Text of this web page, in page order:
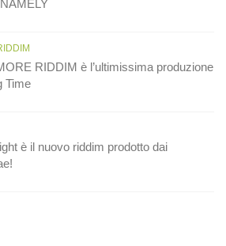
RIDDIM è l’ultimissima produzione
Time
è il nuovo riddim prodotto dai